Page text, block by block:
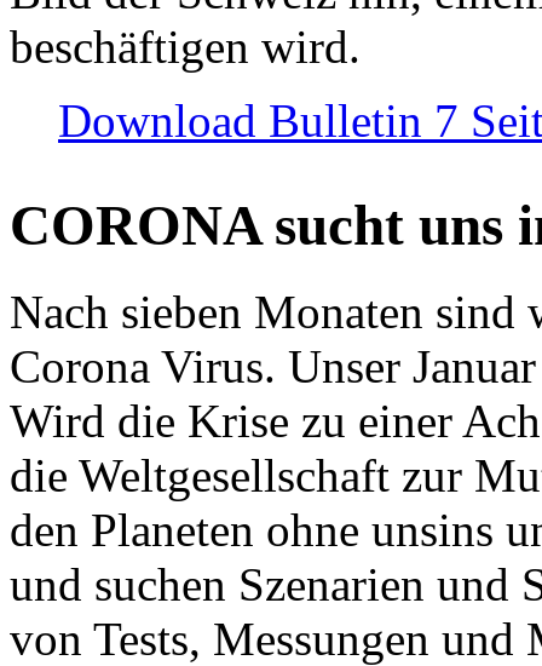
beschäftigen wird.
Download Bulletin 7
CORONA sucht uns
Nach sieben Monaten
Corona Virus. Unser
Wird die Krise zu einer
die Weltgesellschaft zur
den Planeten ohne unsins
und suchen Szenarien und
von Tests, Messungen und